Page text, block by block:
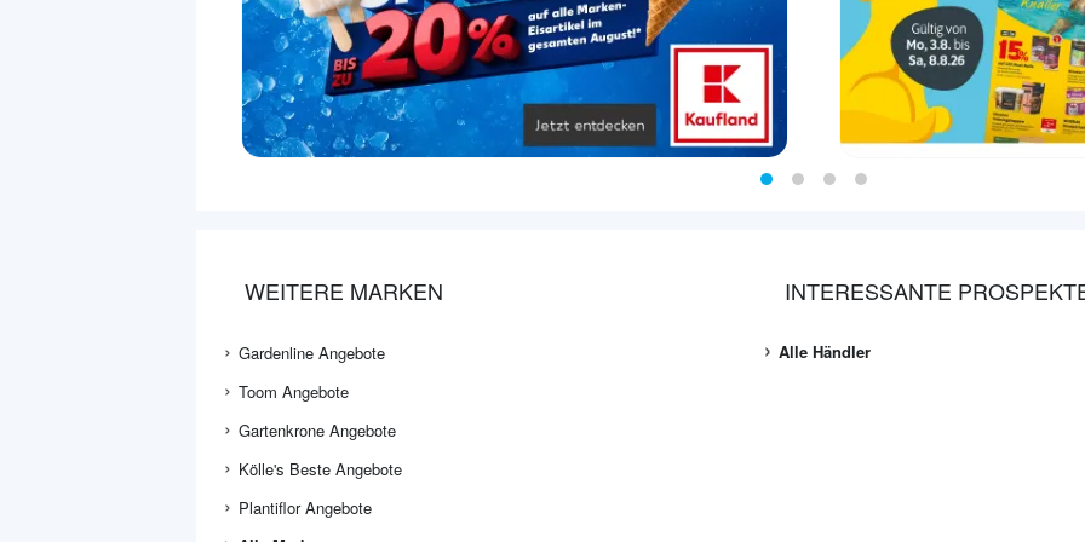
WEITERE MARKEN
Gardenline Angebote
Toom Angebote
Gartenkrone Angebote
Kölle's Beste Angebote
Plantiflor Angebote
INTERESSANTE
Alle Händler